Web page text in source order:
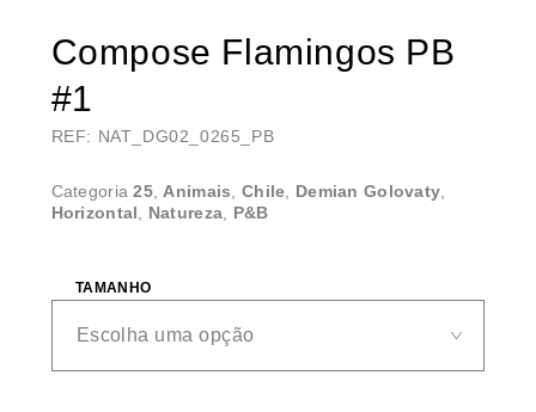
Compose Flamingos PB
#1
REF: NAT_DG02_0265_PB
Categoria25, Animais ,Chile Demian Golovaty
Horizontal
Natureza P&B
TAMANHO